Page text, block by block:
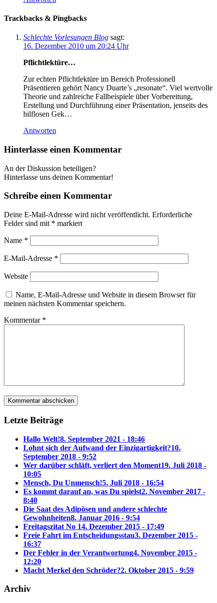
Trackbacks & Pingbacks
Schlechte Vorlesungen Blog sagt:
16. Dezember 2010 um 20:24 Uhr
Pflichtlektüre…
Zur echten Pflichtlektüre im Bereich Professionell
Präsentieren gehört Nancy Duarte’s „resonate“. Viel wertvolle
Theorie und zahlreiche Fallbeispiele über Vorbereitung,
Erstellung und Durchführung einer Präsentation, jenseits des
hilflosen Gek…
Antworten
Hinterlasse einen Kommentar
An der Diskussion beteiligen?
Hinterlasse uns deinen Kommentar!
Schreibe einen Kommentar
Deine E-Mail-Adresse wird nicht veröffentlicht. Erforderliche
Felder sind mit * markiert
Name *
E-Mail-Adresse *
Website
Name, E-Mail-Adresse und Website in diesem Browser für
meinen nächsten Kommentar speichern.
Kommentar *
Letzte Beiträge
Hallo Welt!8. September 2021 - 18:46
Lohnt sich der Aufwand der Einzigartigkeit?10.
September 2018 - 9:52
Wer darüber schläft, verliert den Moment19. Juli 2018 -
10:05
Mensch, Du Unmensch!5. Juli 2018 - 16:54
Es kommt darauf an, was Du spielst2. November 2017 -
8:40
Die Saat des Adipösen und andere schlechte
Gewohnheiten8. Januar 2016 - 9:54
Freitagszitat No 14. Dezember 2015 - 17:49
Freie Fahrt im Entscheidungsstau3. Dezember 2015 -
16:37
Der Fehler in der Verantwortung4. November 2015 -
12:20
Macht Merkel den Schröder?2. Oktober 2015 - 9:59
Archiv